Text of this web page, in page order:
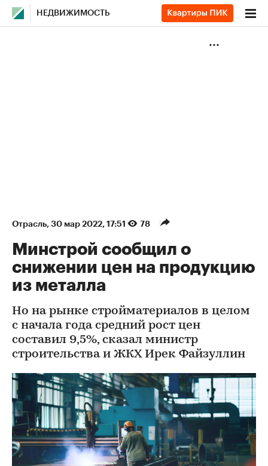
НЕДВИЖИМОСТЬ
Отрасль⁠, 30 мар 2022, 17:51 78
Минстрой сообщил о
снижении цен на продукцию
из металла
Но на рынке стройматериалов в целом
с начала года средний рост цен
составил 9,5%, сказал министр
строительства и ЖКХ Ирек Файзуллин